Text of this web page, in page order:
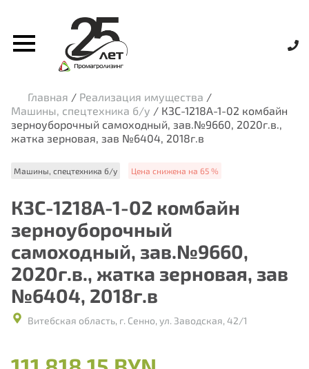
Главная / Реализация имущества /
Машины, спецтехника б/у / КЗС-1218А-1-02 комбайн
зерноуборочный самоходный, зав.№9660, 2020г.в.,
жатка зерновая, зав №6404, 2018г.в
Машины, спецтехника б/у Цена снижена на 65 %
КЗС-1218А-1-02 комбайн
зерноуборочный
самоходный, зав.№9660,
2020г.в., жатка зерновая, зав
№6404, 2018г.в
Витебская область, г. Сенно, ул. Заводская, 42/1